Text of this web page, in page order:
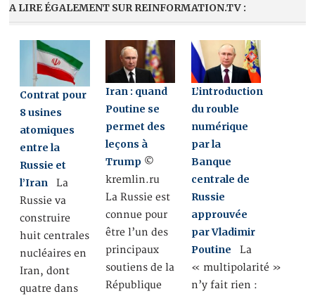
A LIRE ÉGALEMENT SUR REINFORMATION.TV :
Contrat pour
8 usines
atomiques
entre la
Russie et
l’Iran La
Russie va
construire
huit centrales
nucléaires en
Iran, dont
quatre dans
Iran : quand
Poutine se
permet des
leçons à
Trump ©
kremlin.ru
La Russie est
connue pour
être l’un des
principaux
soutiens de la
République
L’introduction
du rouble
numérique
par la
Banque
centrale de
Russie
approuvée
par Vladimir
Poutine La
« multipolarité »
n’y fait rien :